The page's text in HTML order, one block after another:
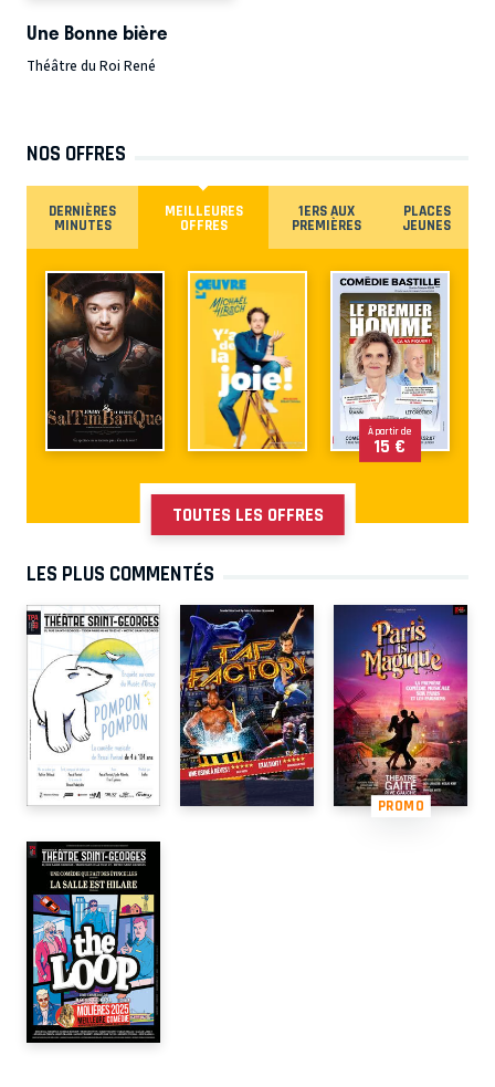
Une Bonne bière
Théâtre du Roi René
NOS OFFRES
DERNIÈRES
MINUTES
MEILLEURES
OFFRES
1ERS AUX
PREMIÈRES
PLACES
JEUNES
À partir de
15 €
TOUTES LES OFFRES
LES PLUS COMMENTÉS
PROMO